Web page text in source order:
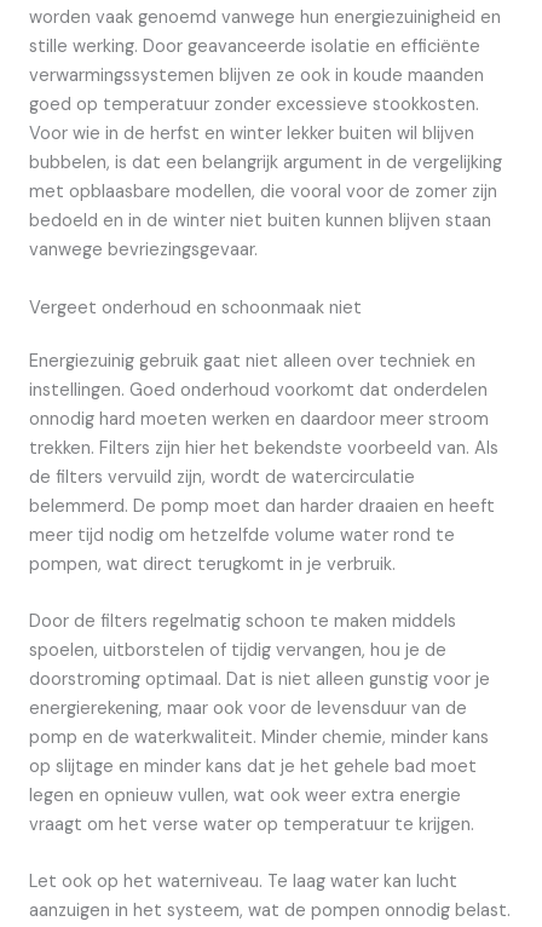
worden vaak genoemd vanwege hun energiezuinigheid en
stille werking. Door geavanceerde isolatie en efficiënte
verwarmingssystemen blijven ze ook in koude maanden
goed op temperatuur zonder excessieve stookkosten.
Voor wie in de herfst en winter lekker buiten wil blijven
bubbelen, is dat een belangrijk argument in de vergelijking
met opblaasbare modellen, die vooral voor de zomer zijn
bedoeld en in de winter niet buiten kunnen blijven staan
vanwege bevriezingsgevaar.
Vergeet onderhoud en schoonmaak niet
Energiezuinig gebruik gaat niet alleen over techniek en
instellingen. Goed onderhoud voorkomt dat onderdelen
onnodig hard moeten werken en daardoor meer stroom
trekken. Filters zijn hier het bekendste voorbeeld van. Als
de filters vervuild zijn, wordt de watercirculatie
belemmerd. De pomp moet dan harder draaien en heeft
meer tijd nodig om hetzelfde volume water rond te
pompen, wat direct terugkomt in je verbruik.
Door de filters regelmatig schoon te maken middels
spoelen, uitborstelen of tijdig vervangen, hou je de
doorstroming optimaal. Dat is niet alleen gunstig voor je
energierekening, maar ook voor de levensduur van de
pomp en de waterkwaliteit. Minder chemie, minder kans
op slijtage en minder kans dat je het gehele bad moet
legen en opnieuw vullen, wat ook weer extra energie
vraagt om het verse water op temperatuur te krijgen.
Let ook op het waterniveau. Te laag water kan lucht
aanzuigen in het systeem, wat de pompen onnodig belast.